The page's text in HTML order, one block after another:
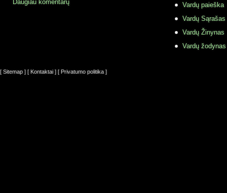
Daugiau komentarų
Vardų paieška
Vardų Sąrašas
Vardų Žinynas
Vardų
[ Sitemap ] [ Kontaktai ] [ Privatumo politika ]